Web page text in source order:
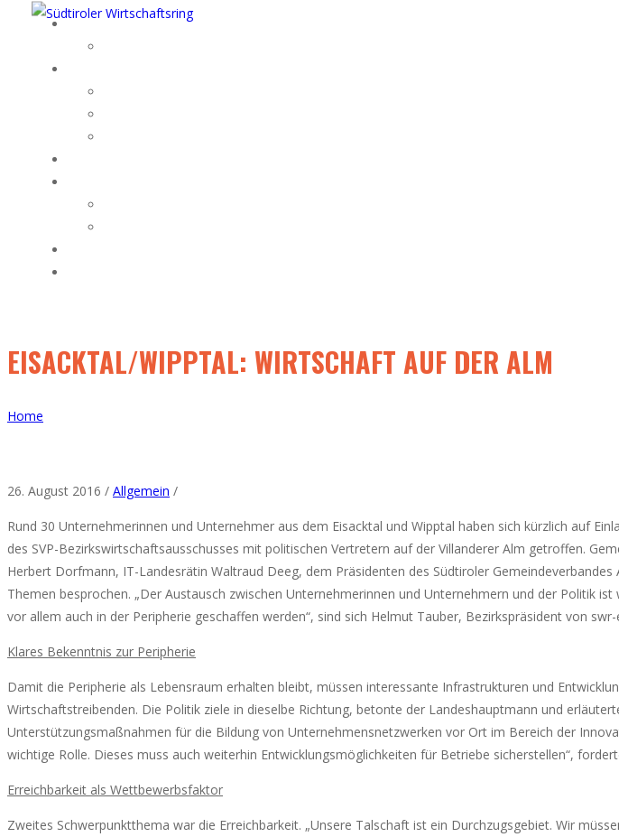
EISACKTAL/WIPPTAL: WIRTSCHAFT AUF DER ALM
Home
26. August 2016 / Allgemein /
Rund 30 Unternehmerinnen und Unternehmer aus dem Eisacktal und Wipptal haben sich kürzlich auf
des SVP-Bezirkswirtschaftsausschusses mit politischen Vertretern auf der Villanderer Alm getroffen.
Herbert Dorfmann, IT-Landesrätin Waltraud Deeg, dem Präsidenten des Südtiroler
Themen besprochen. „Der Austausch zwischen Unternehmerinnen und Unternehmern und der Politik
vor allem auch in der Peripherie geschaffen werden“, sind sich Helmut Tauber, Bezirkspräsident von
Klares Bekenntnis zur Peripherie
Damit die Peripherie als Lebensraum erhalten bleibt, müssen interessante Infrastrukturen und
Wirtschaftstreibenden. Die Politik ziele in dieselbe Richtung, betonte der Landeshauptmann und
Unterstützungsmaßnahmen für die Bildung von Unternehmensnetzwerken vor Ort im Bereich der
wichtige Rolle. Dieses muss auch weiterhin Entwicklungsmöglichkeiten für Betriebe sicherstellen“,
Erreichbarkeit als Wettbewerbsfaktor
Zweites Schwerpunktthema war die Erreichbarkeit. „Unsere Talschaft ist ein Durchzugsgebiet. Wir